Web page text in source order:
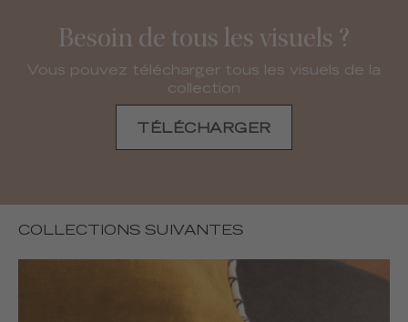
Besoin de tous les visuels ?
Vous pouvez télécharger tous les visuels de la
collection
TÉLÉCHARGER
COLLECTIONS SUIVANTES